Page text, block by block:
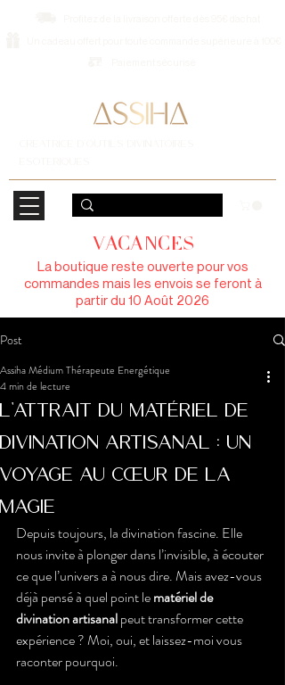
VACANCES
La boutique reste ouverte pour vos
commandes mais les envois se feront à
partir du 10 Août 2026
Post
L'attrait du matériel de
divination artisanal : un
voyage au cœur de la
magie
Assiha Médium Thérapeute Energétique
4 min de lecture
Depuis toujours, la divination fascine. Elle
nous invite à plonger dans l’invisible, à écouter
ce que l’univers a à nous dire. Mais avez-vous
déjà pensé à quel point le matériel de
divination artisanal peut transformer cette
expérience ? Moi, oui, et laissez-moi vous
raconter pourquoi.